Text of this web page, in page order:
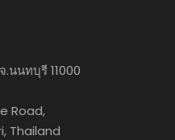
.นนทบุรี 11000
Road,
Thailand